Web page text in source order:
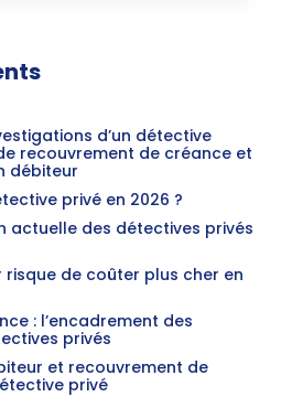
d’un détective
recouvrement de créance et
débiteur
privé en 2026 ?
actuelle des détectives privés
risque de coûter plus cher en
: l’encadrement des
privés
et recouvrement de
privé